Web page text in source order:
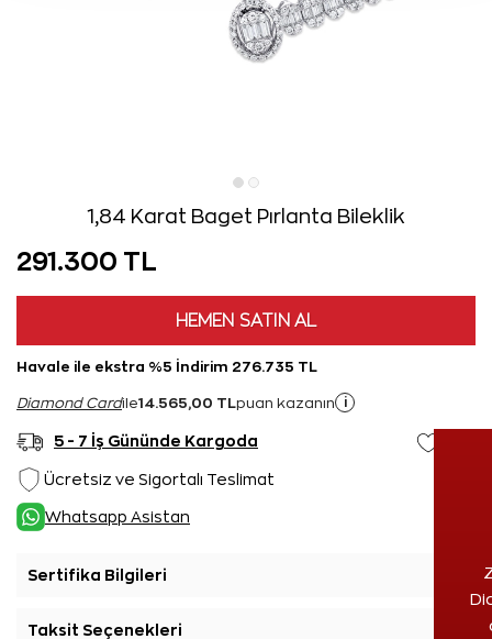
1,84 Karat Baget Pırlanta Bileklik
291.300 TL
HEMEN SATIN AL
Havale ile ekstra %5 İndirim 276.735 TL
Diamond Cardile14.565,00 TL puan kazanın i
5 - 7 İş Gününde Kargoda
Ücretsiz ve Sigortalı Teslimat
Whatsapp Asistan
Sertifika Bilgileri
Taksit Seçenekleri